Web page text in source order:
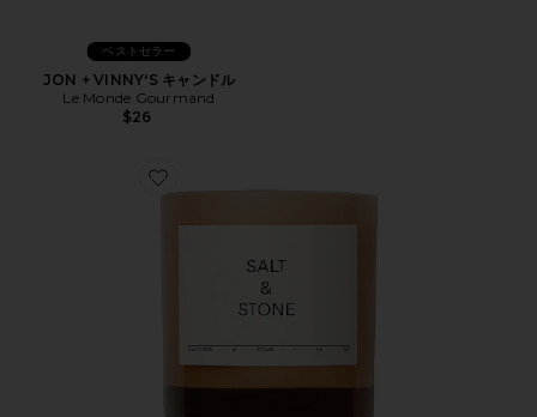
ベストセラー
JON + VINNY'S キャンドル
Le Monde Gourmand
$26
Favorite SAFFRON & CEDAR キャンドル